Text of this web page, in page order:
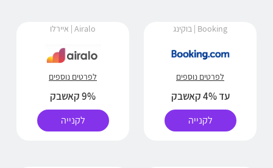
Booking | בוקינג
לפרטים נוספים
עד 4% קאשבק
לקנייה
Airalo | איירלו
לפרטים נוספים
9% קאשבק
לקנייה